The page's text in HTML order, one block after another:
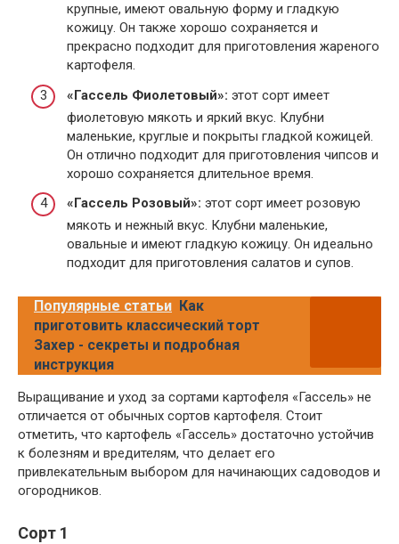
крупные, имеют овальную форму и гладкую
кожицу. Он также хорошо сохраняется и
прекрасно подходит для приготовления жареного
картофеля.
«Гассель Фиолетовый»: этот сорт имеет
фиолетовую мякоть и яркий вкус. Клубни
маленькие, круглые и покрыты гладкой кожицей.
Он отлично подходит для приготовления чипсов и
хорошо сохраняется длительное время.
«Гассель Розовый»: этот сорт имеет розовую
мякоть и нежный вкус. Клубни маленькие,
овальные и имеют гладкую кожицу. Он идеально
подходит для приготовления салатов и супов.
Популярные статьи Как
приготовить классический торт
Захер - секреты и подробная
инструкция
Выращивание и уход за сортами картофеля «Гассель» не
отличается от обычных сортов картофеля. Стоит
отметить, что картофель «Гассель» достаточно устойчив
к болезням и вредителям, что делает его
привлекательным выбором для начинающих садоводов и
огородников.
Сорт 1